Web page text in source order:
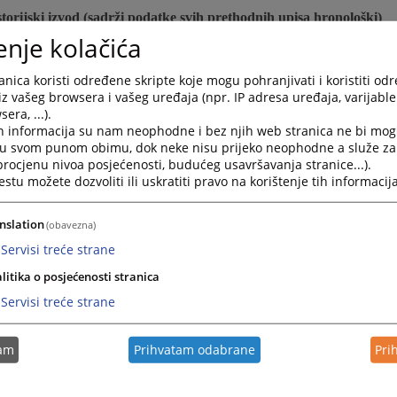
izvod (sadrži podatke svih prethodnih upisa hronološki)
da nad pravnim licem nije pokrenut postupak stečaja,
da pravno lice nije predmet postupka za proglašenje stečaja
likvidaciju.
o činjenicama upisanim u registar
za izdavanje uvjerenja obavezno naglasiti u koju svrhu se
za izdavanje izvoda i uvjerenja predaju se na šalteru
Uz zahtjev za izdavanje aktuelnog i istorijskog izvoda
o činjenicama upisanim u registar taksa se ne
kolačića
koristi određene skripte koje mogu pohranjivati i koristiti
vašeg browsera i vašeg uređaja (npr. IP adresa uređaja,
...).
informacija su nam neophodne i bez njih web stranica ne bi
svom punom obimu, dok neke nisu prijeko neophodne a služe
nivoa posjećenosti, budućeg usavršavanja stranice...).
možete dozvoliti ili uskratiti pravo na korištenje tih
(obavezna)
Servisi treće strane
o posjećenosti stranica
Servisi treće strane
Prihvatam odabrane